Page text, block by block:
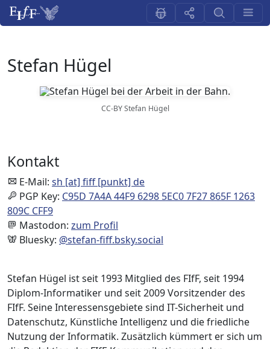
Stefan Hügel
CC-BY Stefan Hügel
Kontakt
E-Mail: sh [at] fiff [punkt] de
PGP Key: C95D 7A4A 44F9 6298 5EC0 7F27 865F 1263
809C CFF9
Mastodon: zum Profil
Bluesky: @stefan-fiff.bsky.social
Stefan Hügel ist seit 1993 Mitglied des FIfF, seit 1994
Diplom-Informatiker und seit 2009 Vorsitzender des
FIfF. Seine Interessensgebiete sind IT-Sicherheit und
Datenschutz, Künstliche Intelligenz und die friedliche
Nutzung der Informatik. Zusätzlich kümmert er sich um